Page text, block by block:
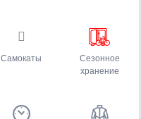
Самокаты
Сезонное
хранение